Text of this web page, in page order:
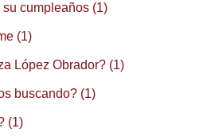
cumpleaños (1)
(1)
López Obrador? (1)
buscando? (1)
(1)